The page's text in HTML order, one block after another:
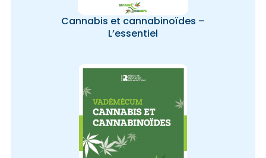
Cannabis et cannabinoïdes –
L’essentiel